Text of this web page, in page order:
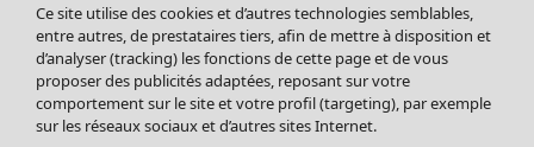
Soldes Vêtements
Tous les vêtements
Ce site utilise des cookies et d’autres technologies semblables,
entre autres, de prestataires tiers, afin de mettre à disposition et
d’analyser (tracking) les fonctions de cette page et de vous
proposer des publicités adaptées, reposant sur votre
comportement sur le site et votre profil (targeting), par exemple
sur les réseaux sociaux et d’autres sites Internet.